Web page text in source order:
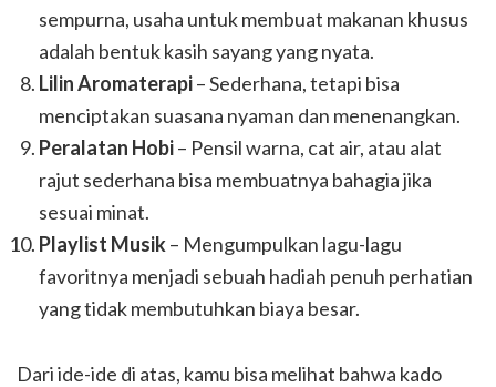
sempurna, usaha untuk membuat makanan khusus
adalah bentuk kasih sayang yang nyata.
Lilin Aromaterapi– Sederhana, tetapi bisa
menciptakan suasana nyaman dan menenangkan.
Peralatan Hobi– Pensil warna, cat air, atau alat
rajut sederhana bisa membuatnya bahagia jika
sesuai minat.
Playlist Musik– Mengumpulkan lagu-lagu
favoritnya menjadi sebuah hadiah penuh perhatian
yang tidak membutuhkan biaya besar.
Dari ide-ide di atas, kamu bisa melihat bahwa kado